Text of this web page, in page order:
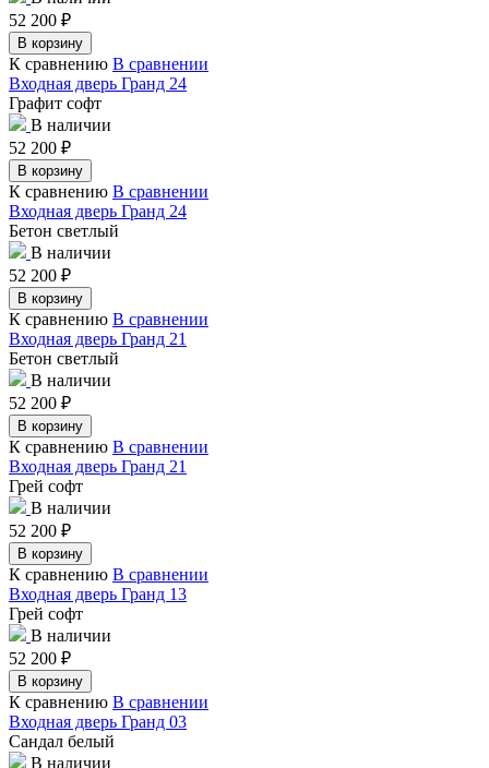
52 200 ₽
В корзину
К сравнению В сравнении
Входная дверь Гранд 24
Графит софт
В наличии
52 200 ₽
В корзину
К сравнению В сравнении
Входная дверь Гранд 24
Бетон светлый
В наличии
52 200 ₽
В корзину
К сравнению В сравнении
Входная дверь Гранд 21
Бетон светлый
В наличии
52 200 ₽
В корзину
К сравнению В сравнении
Входная дверь Гранд 21
Грей софт
В наличии
52 200 ₽
В корзину
К сравнению В сравнении
Входная дверь Гранд 13
Грей софт
В наличии
52 200 ₽
В корзину
К сравнению В сравнении
Входная дверь Гранд 03
Сандал белый
В наличии